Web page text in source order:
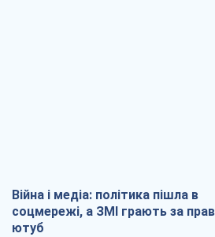
Війна і медіа: політика пішла в
соцмережі, а ЗМІ грають за
ютуб